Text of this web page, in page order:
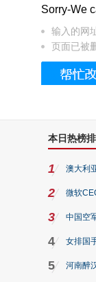
米的长卷，还原了600
Sorry-We
输入的网
页面已被
本日热榜
1 澳大利
2 微软
3 中国空
4 女排国
5 河南醉